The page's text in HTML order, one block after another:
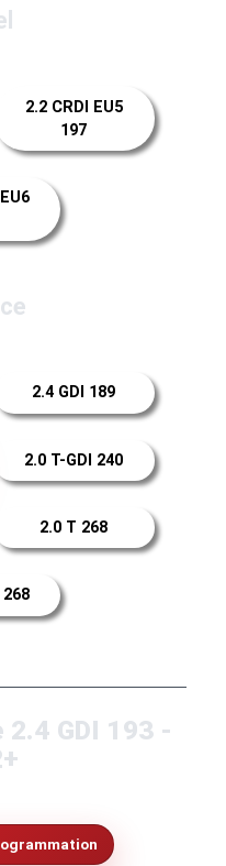
2.2 CRDI EU5
197
2.4 GDI 189
2.0 T-GDI 240
2.0 T 268
268
2.4 GDI 193 -